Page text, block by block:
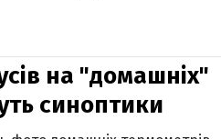
на "домашніх"
синоптики